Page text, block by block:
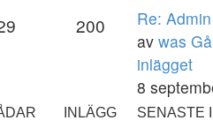
200
Re:
av was
inlägget
8
INLÄGG SENASTE